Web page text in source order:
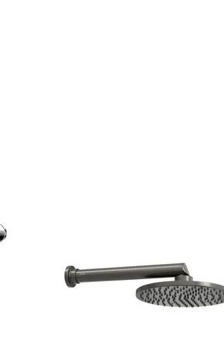
INDISPONÍVEL